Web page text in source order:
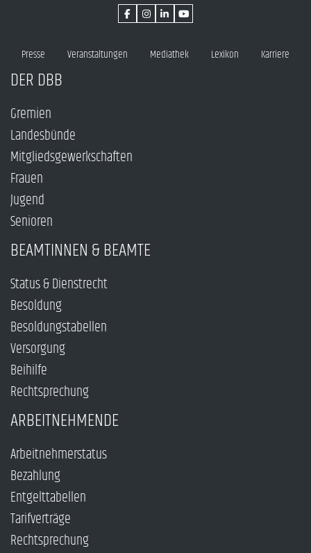
Presse Veranstaltungen Mediathek Lexikon Karriere
DER DBB
Gremien
Landesbünde
Mitgliedsgewerkschaften
Frauen
Jugend
Senioren
BEAMTINNEN & BEAMTE
Status & Dienstrecht
Besoldung
Besoldungstabellen
Versorgung
Beihilfe
Rechtsprechung
ARBEITNEHMENDE
Arbeitnehmerstatus
Bezahlung
Entgelttabellen
Tarifverträge
Rechtsprechung